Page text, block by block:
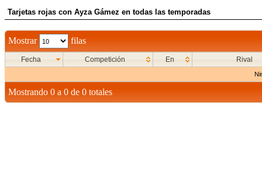
Tarjetas rojas con Ayza Gámez en todas las temporadas
Mostrar filas
Fecha Competición En Rival
Mostrando 0 a 0 de 0 totales